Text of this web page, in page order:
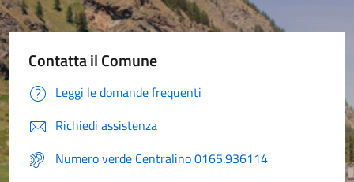
Contatta il Comune
Leggi le domande frequenti
Richiedi assistenza
Numero verde Centralino 0165.936114